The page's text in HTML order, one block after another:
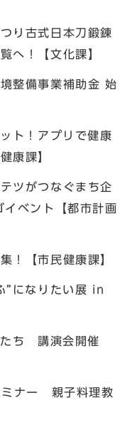
り古式日本刀鍛錬
へ！【文化課】
整備事業補助金 始
ト！アプリで健康
康課】
ツがつなぐまち企
ベント【都市計画
！【市民健康課】
”になりたい展 in
たち 講演会開催
ミナー 親子料理教